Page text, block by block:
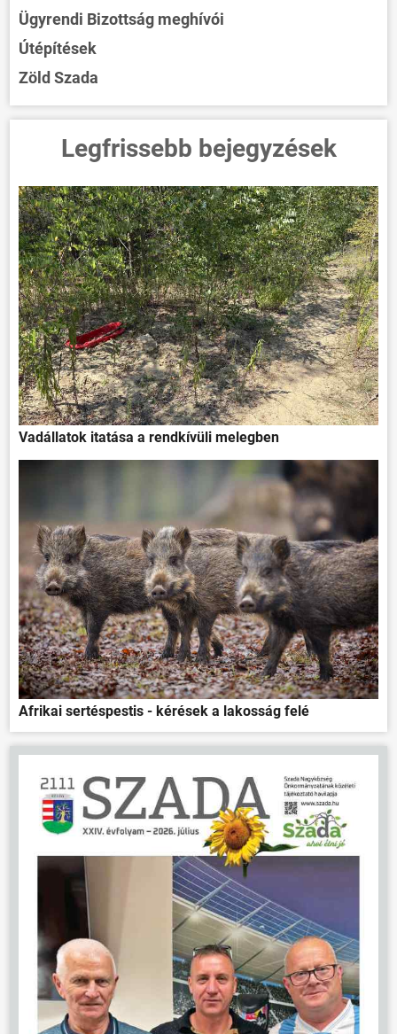
Ügyrendi Bizottság meghívói
Útépítések
Zöld Szada
Legfrissebb bejegyzések
Vadállatok itatása a rendkívüli melegben
Afrikai sertéspestis - kérések a lakosság felé